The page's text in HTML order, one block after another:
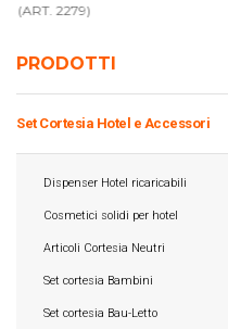
PRODOTTI
Set Cortesia Hotel e Accessori
Dispenser Hotel ricaricabili
Cosmetici solidi per hotel
Articoli Cortesia Neutri
Set cortesia Bambini
Set cortesia Bau-Letto
(ART. 2279)